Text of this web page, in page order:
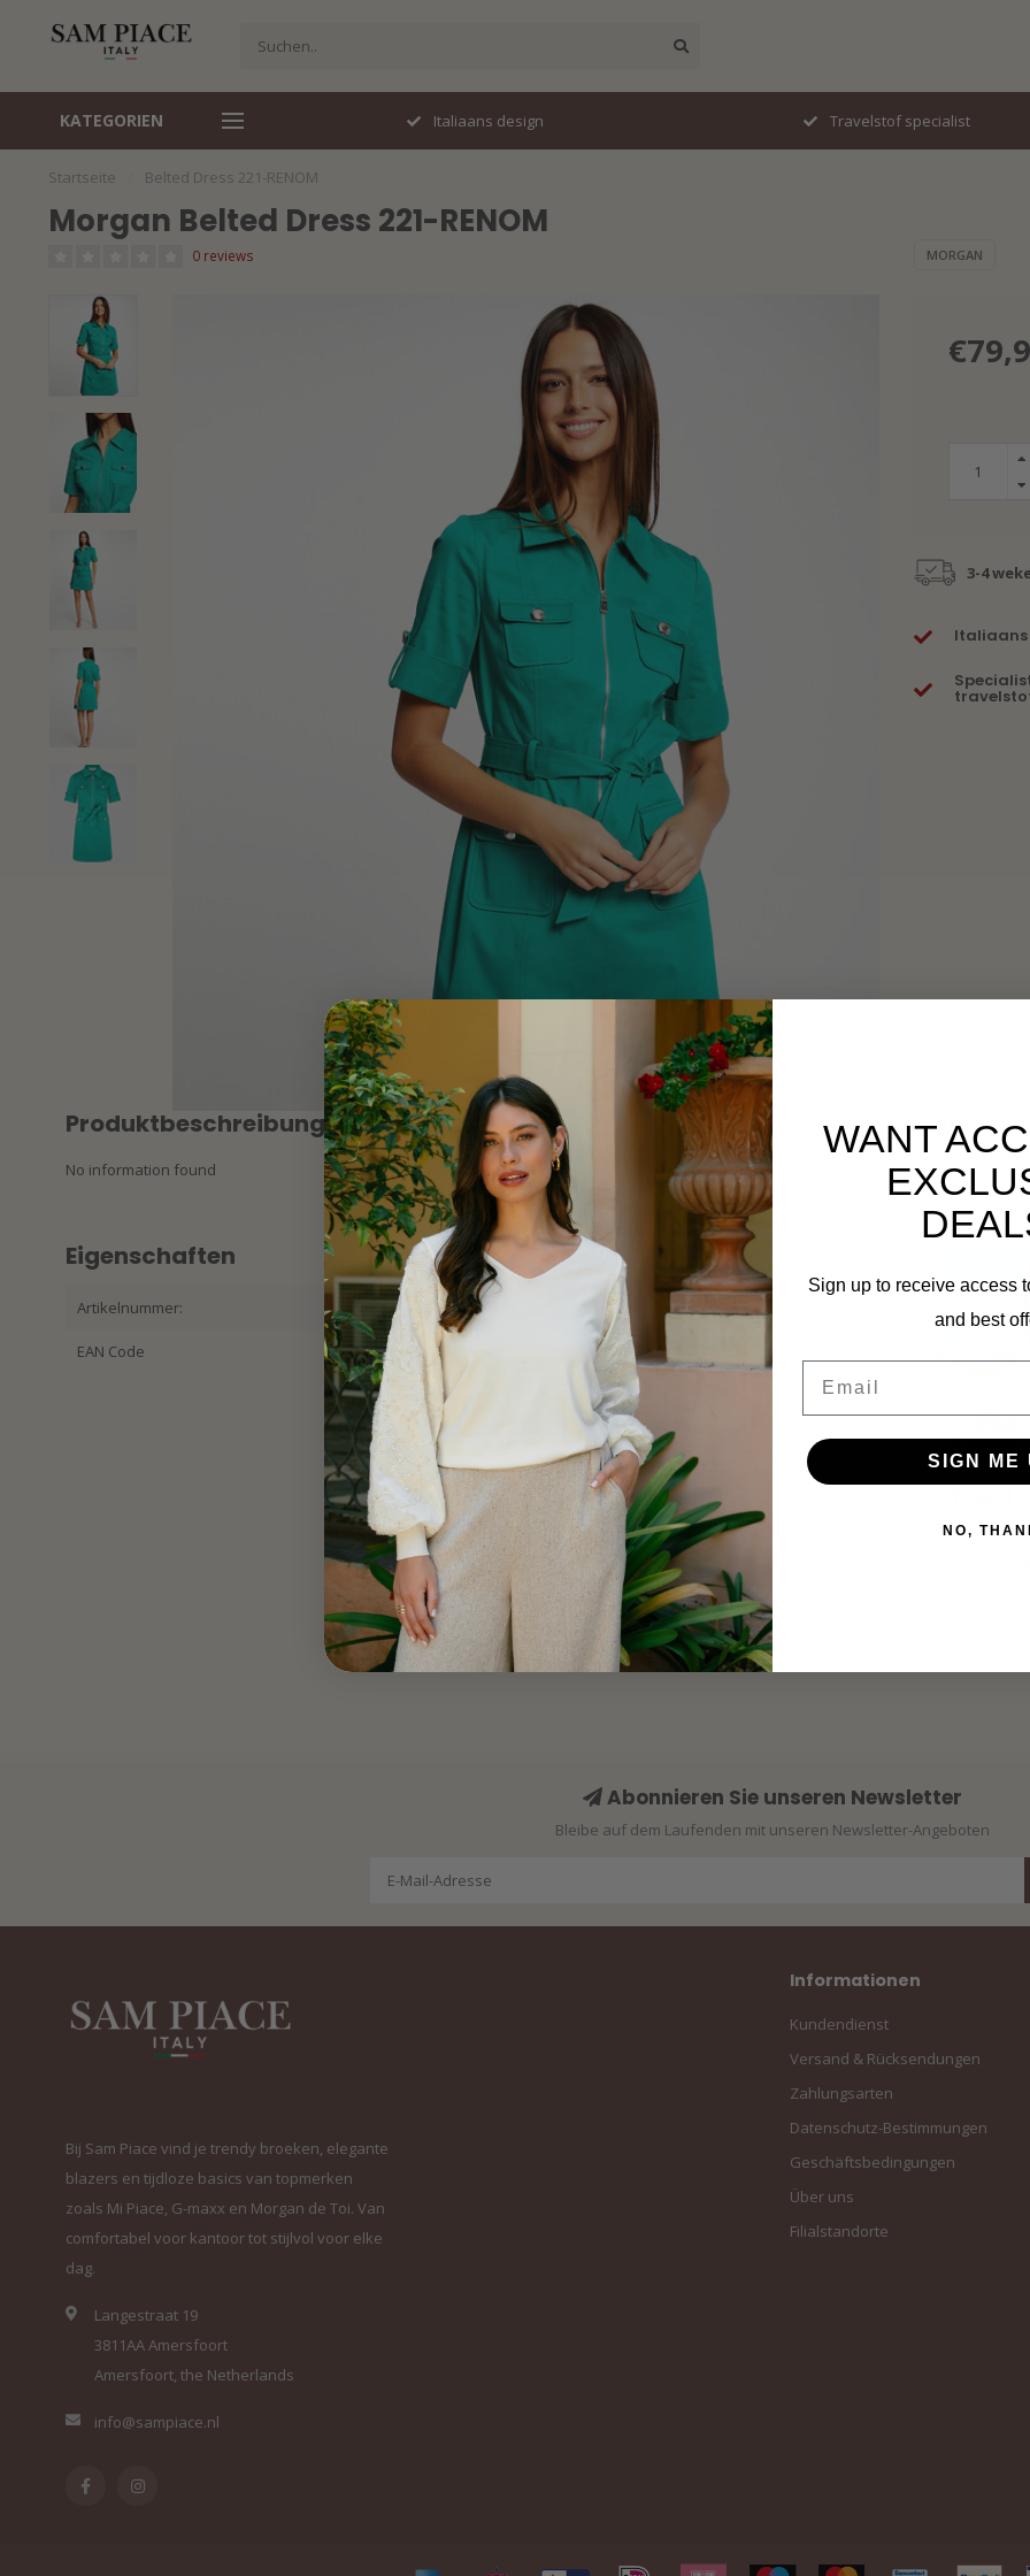
KATEGORIEN
Perfecte pasvorm Italiaans design Travelstof specialist
Startseite Belted Dress 221-RENOM
Morgan Belted Dress 221-RENOM
0 reviews MORGAN
3-4
Italiaans
Produktbeschreibung
No information found
Eigenschaften
Artikelnummer: 221-RENOM
EAN Code 8785262041016
Abonnieren Sie unseren Newsletter
Bleibe auf dem Laufenden mit unseren Newsletter-Angeboten
Bij Sam Piace vind je trendy broeken, elegante
blazers en tijdloze basics van topmerken
zoals Mi Piace, G-maxx en Morgan de Toi. Van
comfortabel voor kantoor tot stijlvol voor elke
dag.
Langestraat 19
3811AA Amersfoort
Amersfoort, the Netherlands
info@sampiace.nl
Informationen
Kundendienst
Versand & Rücksendungen
Zahlungsarten
Datenschutz-Bestimmungen
Geschäftsbedingungen
Über uns
Filialstandorte
WANT
Sign up to receive access
and best
SIGN ME
NO,